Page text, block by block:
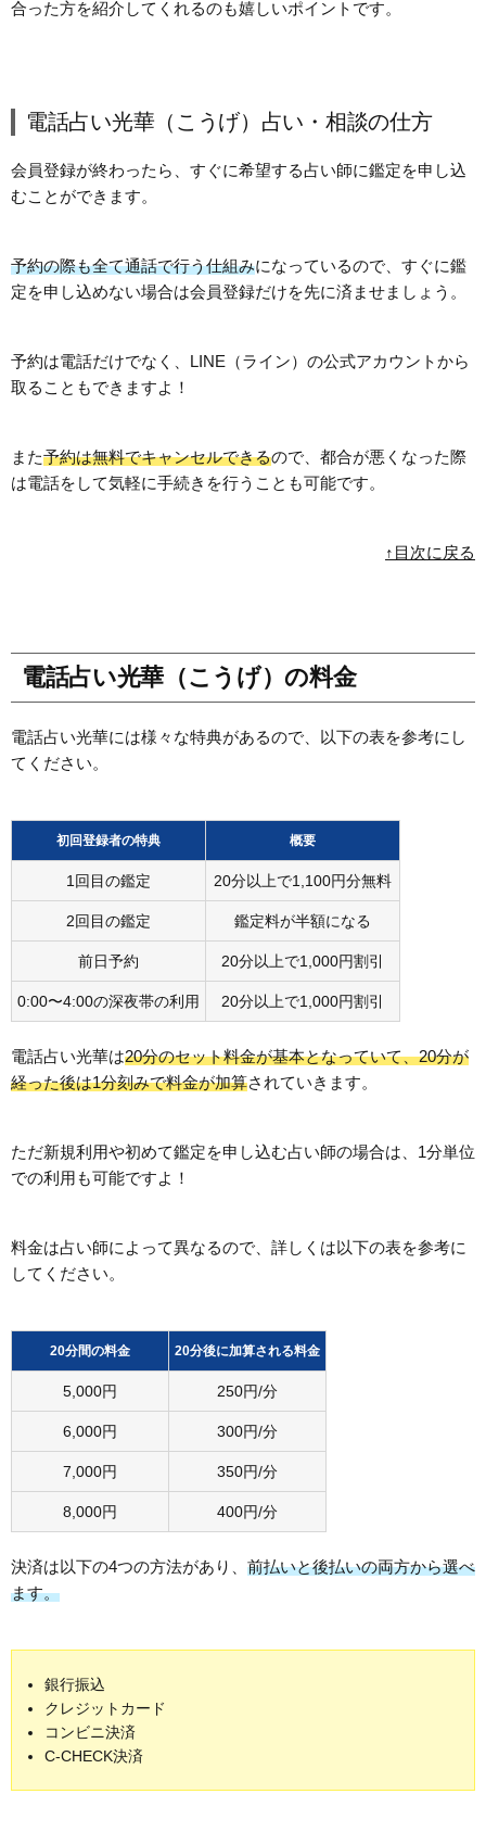
合った方を紹介してくれるのも嬉しいポイントです。
電話占い光華（こうげ）占い・相談の仕方
会員登録が終わったら、すぐに希望する占い師に鑑定を申し込
むことができます。
予約の際も全て通話で行う仕組みになっているので、すぐに鑑
定を申し込めない場合は会員登録だけを先に済ませましょう。
予約は電話だけでなく、LINE（ライン）の公式アカウントから
取ることもできますよ！
また予約は無料でキャンセルできるので、都合が悪くなった際
は電話をして気軽に手続きを行うことも可能です。
↑目次に戻る
電話占い光華（こうげ）の料金
電話占い光華には様々な特典があるので、以下の表を参考にし
てください。
初回登録者の特典 概要
1回目の鑑定 20分以上で1,100円分無料
2回目の鑑定 鑑定料が半額になる
前日予約 20分以上で1,000円割引
0:00〜4:00の深夜帯の利用 20分以上で1,000円割引
電話占い光華は20分のセット料金が基本となっていて、20分が
経った後は1分刻みで料金が加算されていきます。
ただ新規利用や初めて鑑定を申し込む占い師の場合は、1分単位
での利用も可能ですよ！
料金は占い師によって異なるので、詳しくは以下の表を参考に
してください。
20分間の料金 20分後に加算される料金
5,000円 250円/分
6,000円 300円/分
7,000円 350円/分
8,000円 400円/分
決済は以下の4つの方法があり、 前払いと後払いの両方から選べ
ます。
銀行振込
クレジットカード
コンビニ決済
C-CHECK決済